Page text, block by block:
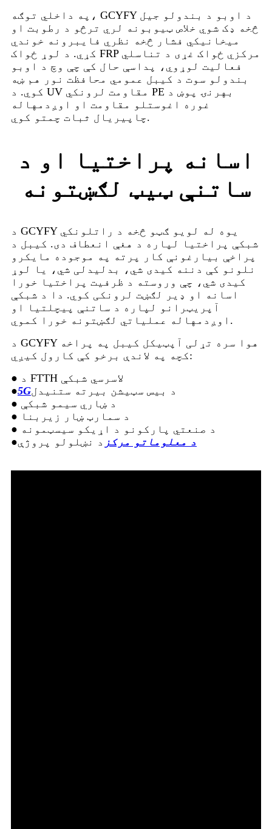
په داخلي توګه، GCYFY د اوبو د بندولو جیل
څخه ډک شوي خلاص ټیوبونه لري ترڅو د رطوبت او
میخانیکي فشار څخه نظري فایبرونه خوندي
کړي. د لوړ ځواک FRP مرکزي ځواک غړی د تناسلي
فعالیت لوړوي، پداسې حال کې چې وچ د اوبو
بندولو سوت د کیبل عمومي محافظت نور هم ښه
کوي. د UV مقاومت لرونکي PE بهرنۍ پوښ د
غوره اغوستلو مقاومت او اوږدمهاله
چاپیریال ثبات چمتو کوي.
اسانه پراختیا او د
ساتنې ټیټ لګښتونه
د GCYFY یوه له لویو ګټو څخه د راتلونکي
شبکې پراختیا لپاره د هغې انعطاف دی. کیبل د
پراخې بیارغونې کار پرته په موجوده مایکرو
نلونو کې دننه کیدی شي، بدلیدلی شي، یا لوړ
کیدی شي، چې وروسته د ظرفیت پراختیا خورا
اسانه او ډیر لګښت لرونکی کوي. دا د شبکې
آپریټرانو لپاره د ساتنې پیچلتیا او
اوږدمهاله عملیاتي لګښتونه خورا کموي.
د GCYFY هوا سره تړلی آپټیکل کیبل په پراخه
کچه په لاندې برخو کې کارول کیږي:
● د FTTH لاسرسي شبکې
●5Gد بیس سټیشن بیرته ستنیدل
● د ښاري سیمو شبکې
● د سمارټ ښار زیربنا
● د صنعتي پارکونو د اړیکو سیسټمونه
●
د معلوماتو مرکز د نښلولو پروژې